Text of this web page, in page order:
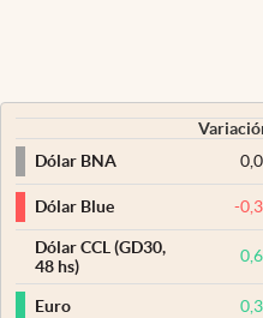
Dólar BNA
Dólar Blue -
Dólar CCL (GD30,
48 hs)
Euro